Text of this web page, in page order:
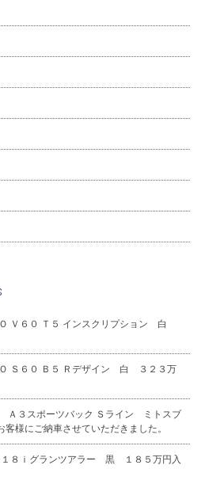
Ｏ Ｖ６０ Ｔ５ インスクリプション 白
Ｏ Ｓ６０ Ｂ５ Ｒデザイン 白 ３２３万
Ａ３スポーツバック Ｓライン ミトスブ
様にご納車させていただきました。
１８ｉグランツアラー 黒 １８５万円入